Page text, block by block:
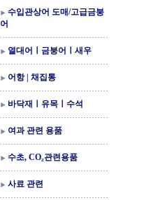
수입관상어 도매/고급금붕
어
열대어ㅣ금붕어ㅣ새우
어항 | 채집통
바닥재ㅣ유목ㅣ수석
여과 관련 용품
수초, CO₂관련용품
사료 관련